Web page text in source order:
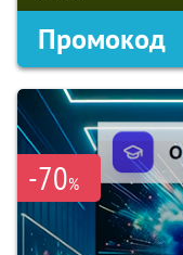
Промокод
-70%